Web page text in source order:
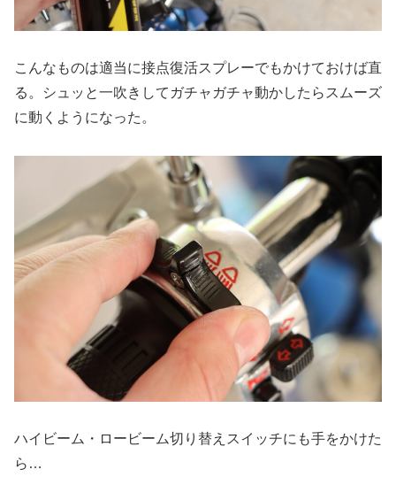
こんなものは適当に接点復活スプレーでもかけておけば直
る。シュッと一吹きしてガチャガチャ動かしたらスムーズ
に動くようになった。
ハイビーム・ロービーム切り替えスイッチにも手をかけた
ら…